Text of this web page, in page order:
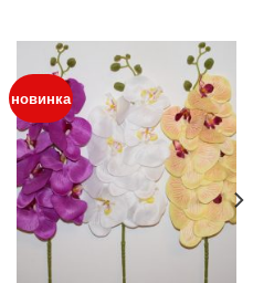
новинка